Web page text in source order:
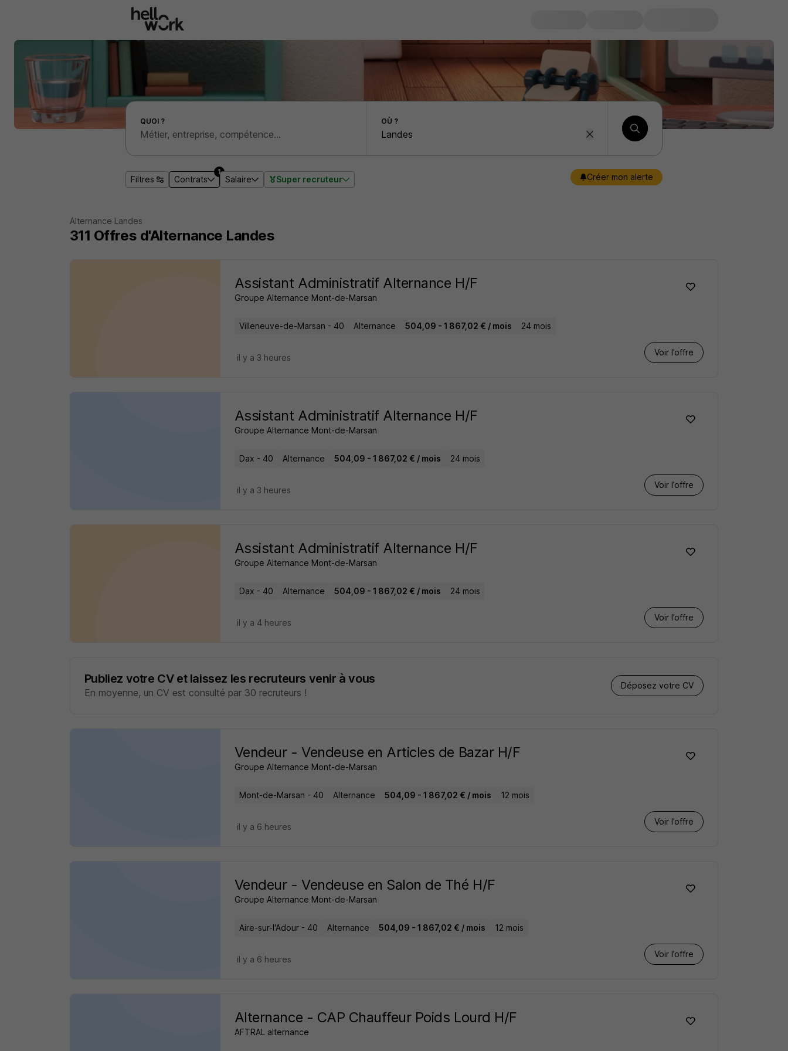
Effectuer une recherche d'emploi par localité
QUOI ? OÙ ?
Filtres Contrats
1
Salaire Super recruteur Créer mon alerte
Alternance Landes
311 Offres d'Alternance Landes
Assistant Administratif Alternance H/F
Groupe Alternance Mont-de-Marsan
Villeneuve-de-Marsan - 40 Alternance 504,09 - 1 867,02 € / mois 24 mois
Voir l’offre
il y a 3 heures
Assistant Administratif Alternance H/F
Groupe Alternance Mont-de-Marsan
Dax - 40 Alternance 504,09 - 1 867,02 € / mois 24 mois
Voir l’offre
il y a 3 heures
Assistant Administratif Alternance H/F
Groupe Alternance Mont-de-Marsan
Dax - 40 Alternance 504,09 - 1 867,02 € / mois 24 mois
Voir l’offre
il y a 4 heures
Publiez votre CV et laissez les recruteurs venir à vous
En moyenne, un CV est consulté par 30 recruteurs !
Déposez votre CV
Vendeur - Vendeuse en Articles de Bazar H/F
Groupe Alternance Mont-de-Marsan
Mont-de-Marsan - 40 Alternance 504,09 - 1 867,02 € / mois 12 mois
Voir l’offre
il y a 6 heures
Vendeur - Vendeuse en Salon de Thé H/F
Groupe Alternance Mont-de-Marsan
Aire-sur-l'Adour - 40 Alternance 504,09 - 1 867,02 € / mois 12 mois
Voir l’offre
il y a 6 heures
Alternance - CAP Chauffeur Poids Lourd H/F
AFTRAL alternance